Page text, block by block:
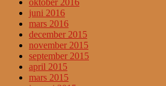
oktober 2016
juni 2016
mars 2016
december 2015
november 2015
september 2015
april 2015
mars 2015